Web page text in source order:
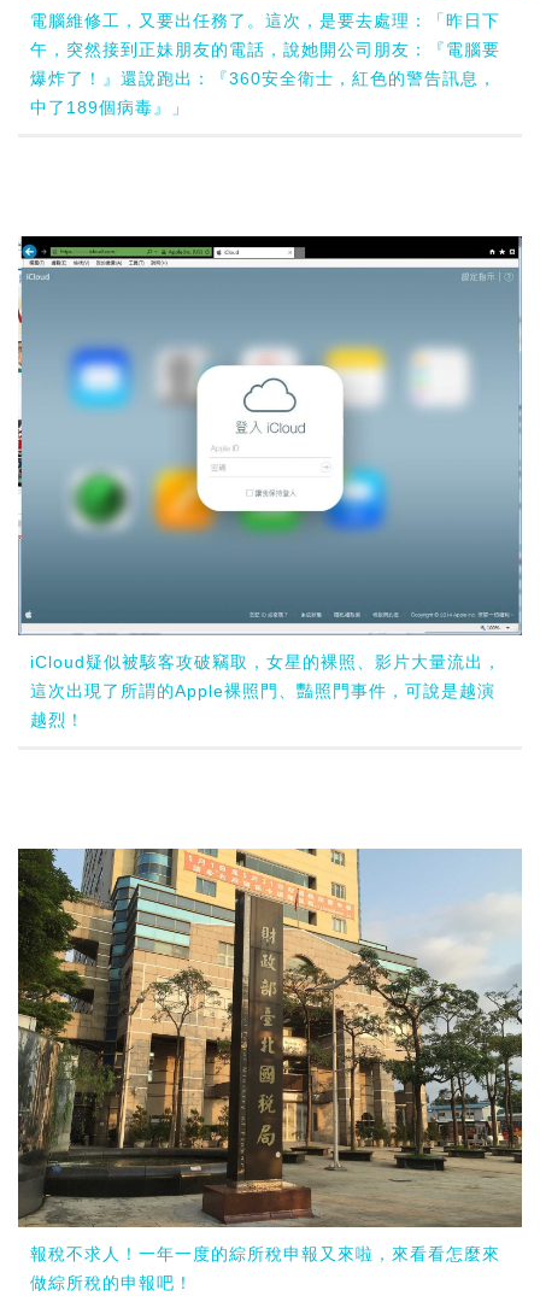
電腦維修工，又要出任務了。這次，是要去處理：「昨日下
午，突然接到正妹朋友的電話，說她開公司朋友：『電腦要
爆炸了！』還說跑出：『360安全衛士，紅色的警告訊息，
中了189個病毒』」
iCloud疑似被駭客攻破竊取，女星的裸照、影片大量流出，
這次出現了所謂的Apple裸照門、豔照門事件，可說是越演
越烈！
報稅不求人！一年一度的綜所稅申報又來啦，來看看怎麼來
做綜所稅的申報吧！